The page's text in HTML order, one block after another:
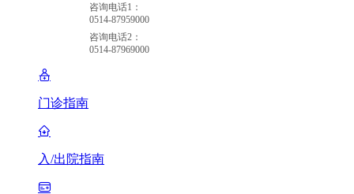
咨询电话1：
0514-87959000
咨询电话2：
0514-87969000
门诊指南
入/出院指南